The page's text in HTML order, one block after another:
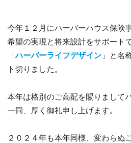
今年１２月にハーバーハウス保険
希望の実現と将来設計をサポート
「ハーバーライフデザイン 」と名
ト切りました。
本年は格別のご高配を賜りまして
一同、厚く御礼申し上げます。
２０２４年も本年同様、変わらぬ